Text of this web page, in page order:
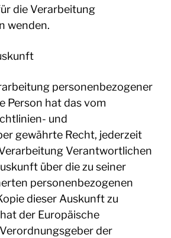
die Verarbeitung
wenden.
personenbezogener
Person hat das vom
und
gewährte Recht, jederzeit
Verantwortlichen
über die zu seiner
personenbezogenen
dieser Auskunft zu
der Europäische
der